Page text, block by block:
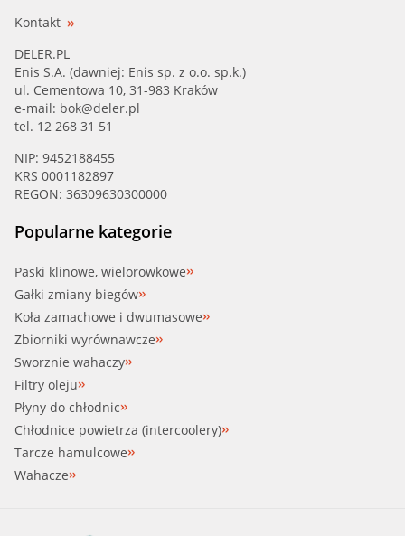
Kontakt
DELER.PL
Enis S.A. (dawniej: Enis sp. z o.o. sp.k.)
ul. Cementowa 10, 31-983 Kraków
e-mail: bok@deler.pl
tel. 12 268 31 51
NIP: 9452188455
KRS 0001182897
REGON: 36309630300000
Popularne kategorie
Paski klinowe, wielorowkowe
Gałki zmiany biegów
Koła zamachowe i dwumasowe
Zbiorniki wyrównawcze
Sworznie wahaczy
Filtry oleju
Płyny do chłodnic
Chłodnice powietrza (intercoolery)
Tarcze hamulcowe
Wahacze